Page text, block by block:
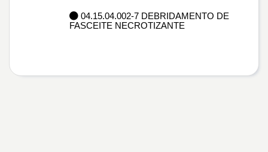
04.15.04.002-7 DEBRIDAMENTO DE
FASCEITE NECROTIZANTE